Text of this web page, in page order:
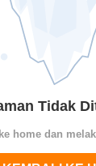
Tidak
home dan